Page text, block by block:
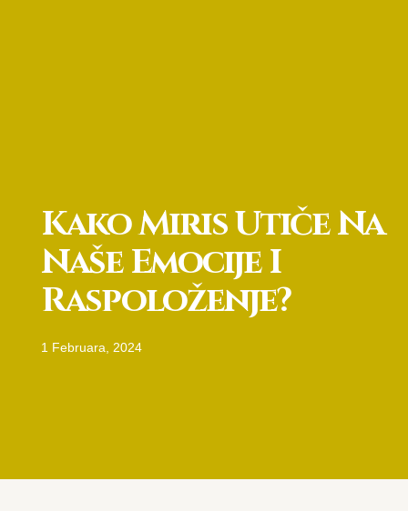
Kako Miris Utiče Na
Naše Emocije I
Raspoloženje?
1 Februara, 2024